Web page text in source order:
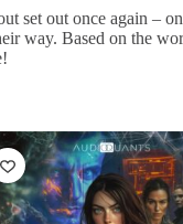
set out once again –
way. Based on the